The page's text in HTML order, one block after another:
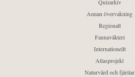
Quizarkiv
Annan övervakning
Regionalt
Faunaväkteri
Internationellt
Atlasprojekt
Naturvård och fjärilar